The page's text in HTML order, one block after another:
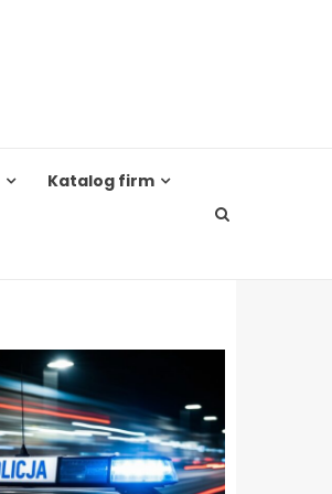
Katalog firm